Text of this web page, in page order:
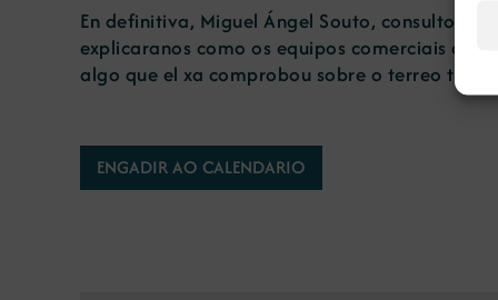
En definitiva, Miguel Ángel Souto, consultor,
explicaranos como os equipos comerciais
algo que el xa comprobou sobre o terreo tras
ENGADIR AO CALENDARIO